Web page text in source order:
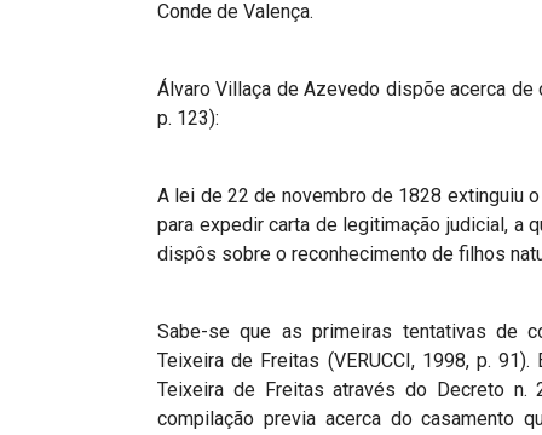
Conde de Valença.
Álvaro Villaça de Azevedo dispõe acerca
p. 123):
A lei de 22 de novembro de 1828 extinguiu
para expedir carta de legitimação judicial, a
dispôs sobre o reconhecimento de filhos
Sabe-se que as primeiras tentativas de
Teixeira de Freitas (VERUCCI, 1998, p.
Teixeira de Freitas através do Decreto n.
compilação previa acerca do casamento